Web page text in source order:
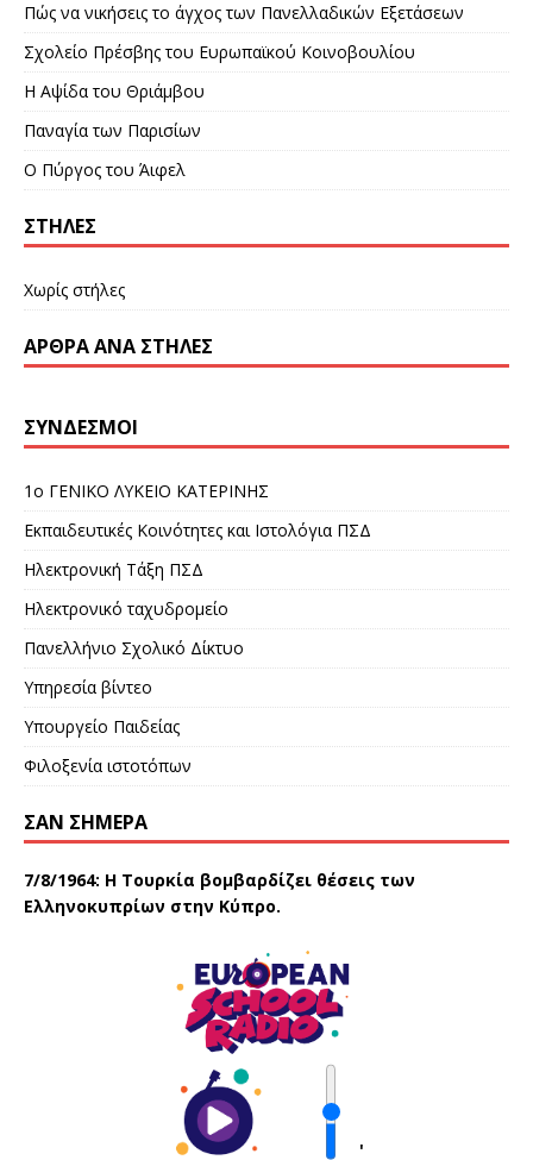
Πώς να νικήσεις το άγχος των Πανελλαδικών Εξετάσεων
Σχολείο Πρέσβης του Ευρωπαϊκού Κοινοβουλίου
Η Αψίδα του Θριάμβου
Παναγία των Παρισίων
Ο Πύργος του Άιφελ
ΣΤΉΛΕΣ
Χωρίς στήλες
ΆΡΘΡΑ ΑΝΆ ΣΤΉΛΕΣ
ΣΎΝΔΕΣΜΟΙ
1ο ΓΕΝΙΚΟ ΛΥΚΕΙΟ ΚΑΤΕΡΙΝΗΣ
Εκπαιδευτικές Κοινότητες και Ιστολόγια ΠΣΔ
Ηλεκτρονική Τάξη ΠΣΔ
Ηλεκτρονικό ταχυδρομείο
Πανελλήνιο Σχολικό Δίκτυο
Υπηρεσία βίντεο
Υπουργείο Παιδείας
Φιλοξενία ιστοτόπων
ΣΑΝ ΣΉΜΕΡΑ
7/8/1964: Η Τουρκία βομβαρδίζει θέσεις των
Ελληνοκυπρίων στην Κύπρο.
'